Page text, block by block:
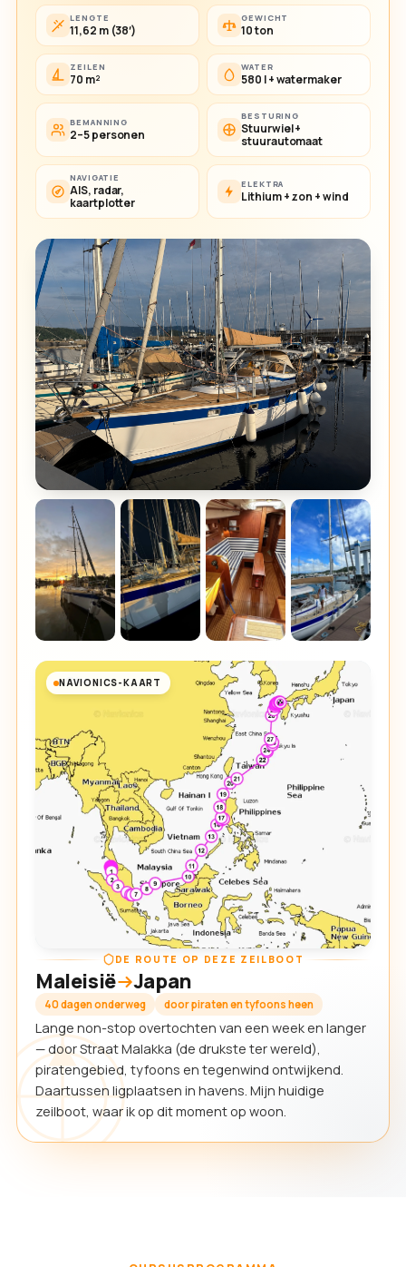
LENGTE
11,62 m (38′)
GEWICHT
10 ton
ZEILEN
70 m²
WATER
580 l + watermaker
BEMANNING
2–5 personen
BESTURING
Stuurwiel +
stuurautomaat
NAVIGATIE
AIS, radar,
kaartplotter
ELEKTRA
Lithium + zon + wind
NAVIONICS-KAART
DE ROUTE OP DEZE ZEILBOOT
Maleisië Japan
40 dagen onderweg door piraten en tyfoons heen
Lange non-stop overtochten van een week en langer
— door Straat Malakka (de drukste ter wereld),
piratengebied, tyfoons en tegenwind ontwijkend.
Daartussen ligplaatsen in havens. Mijn huidige
zeilboot, waar ik op dit moment op woon.